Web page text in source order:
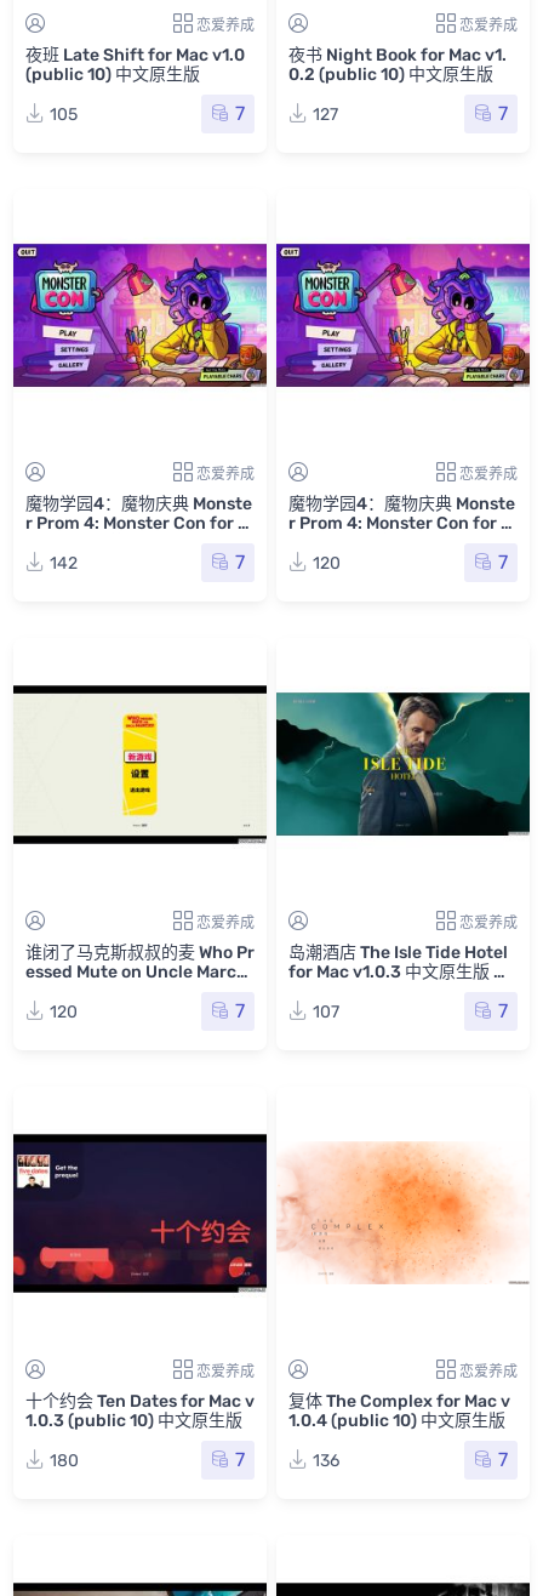
恋爱养成
夜班 Late Shift for Mac v1.0
(public 10) 中文原生版
105
7
恋爱养成
夜书 Night Book for Mac v1.
0.2 (public 10) 中文原生版
127
7
恋爱养成
魔物学园4：魔物庆典 Monste
r Prom 4: Monster Con for M
142
7
恋爱养成
魔物学园4：魔物庆典 Monste
r Prom 4: Monster Con for M
120
7
恋爱养成
谁闭了马克斯叔叔的麦 Who Pr
essed Mute on Uncle Marcu
中文原生版
120 7
恋爱养成
岛潮酒店 The Isle Tide Hotel
for Mac v1.0.3 中文原生版 含
107
7
恋爱养成
十个约会 Ten Dates for Mac v
1.0.3 (public 10) 中文原生版
180
7
恋爱养成
复体 The Complex for Mac v
1.0.4 (public 10) 中文原生版
136
7